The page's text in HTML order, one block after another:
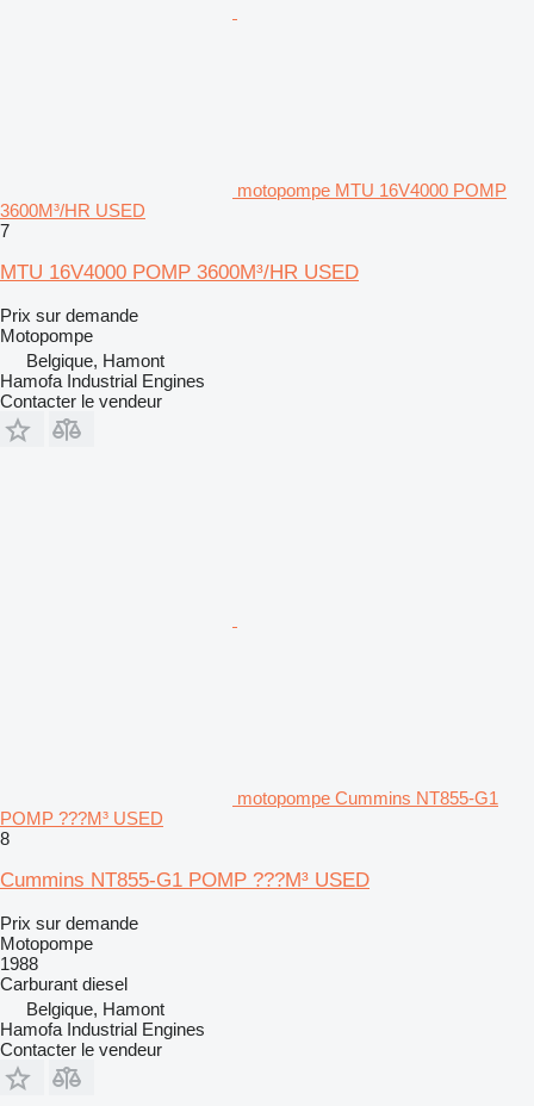
motopompe MTU 16V4000 POMP
3600M³/HR USED
7
MTU 16V4000 POMP 3600M³/HR USED
Prix sur demande
Motopompe
Belgique, Hamont
Hamofa Industrial Engines
Contacter le vendeur
motopompe Cummins NT855-G1
POMP ???M³ USED
8
Cummins NT855-G1 POMP ???M³ USED
Prix sur demande
Motopompe
1988
Carburant diesel
Belgique, Hamont
Hamofa Industrial Engines
Contacter le vendeur